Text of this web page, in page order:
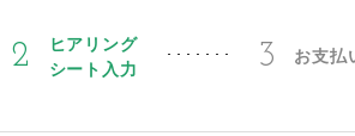
2
ヒアリング
シート入力
3 お支払